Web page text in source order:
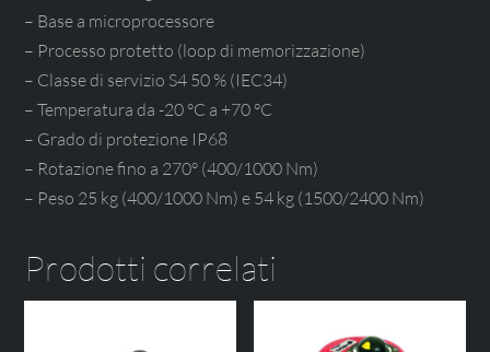
– Base a microprocessore
– Processo protetto (loop di memorizzazione)
– Classe di servizio S4 50 % (IEC34)
– Temperatura da -20 °C a +70 °C
– Grado di protezione IP68
– Rotazione fino a 270° (400/1000 Nm)
– Peso 25 kg (400/1000 Nm) e 54 kg (1500/2400 Nm)
Prodotti correlati